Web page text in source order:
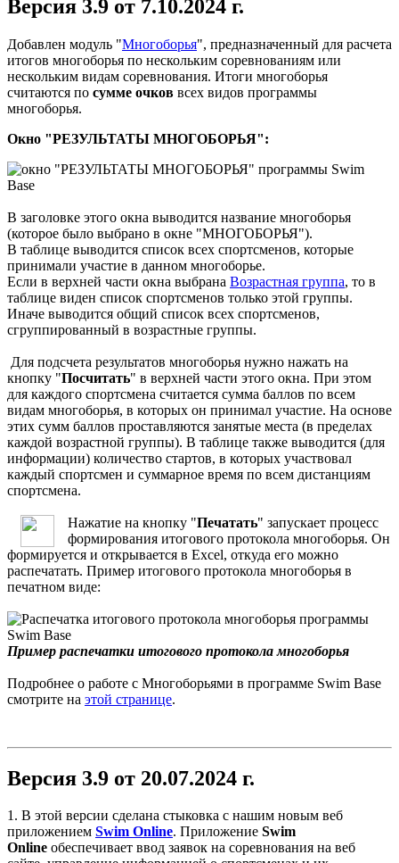
Версия 3.9 от 7.10.2024 г.
Добавлен модуль "Многоборья", предназначенный для расчета
итогов многоборья по нескольким соревнованиям или
нескольким видам соревнования. Итоги многоборья
считаются по сумме очков всех видов программы
многоборья.
Окно "РЕЗУЛЬТАТЫ МНОГОБОРЬЯ":
В заголовке этого окна выводится название многоборья
(которое было выбрано в окне "МНОГОБОРЬЯ").
В таблице выводится список всех спортсменов, которые
принимали участие в данном многоборье.
Если в верхней части окна выбрана Возрастная группа, то в
таблице виден список спортсменов только этой группы.
Иначе выводится общий список всех спортсменов,
сгруппированный в возрастные группы.
Для подсчета результатов многоборья нужно нажать на
кнопку "Посчитать" в верхней части этого окна. При этом
для каждого спортсмена считается сумма баллов по всем
видам многоборья, в которых он принимал участие. На основе
этих сумм баллов проставляются занятые места (в пределах
каждой возрастной группы). В таблице также выводится (для
информации) количество стартов, в которых участвовал
каждый спортсмен и суммарное время по всем дистанциям
спортсмена.
Нажатие на кнопку "Печатать" запускает процесс
формирования итогового протокола многоборья. Он
формируется и открывается в Excel, откуда его можно
распечатать. Пример итогового протокола многоборья в
печатном виде:
Пример распечатки итогового протокола многоборья
Подробнее о работе с Многоборьями в программе Swim Base
смотрите на этой странице.
Версия 3.9 от 20.07.2024 г.
1. В этой версии сделана стыковка с нашим новым веб
приложением Swim Online. Приложение Swim
Online обеспечивает ввод заявок на соревнования на веб